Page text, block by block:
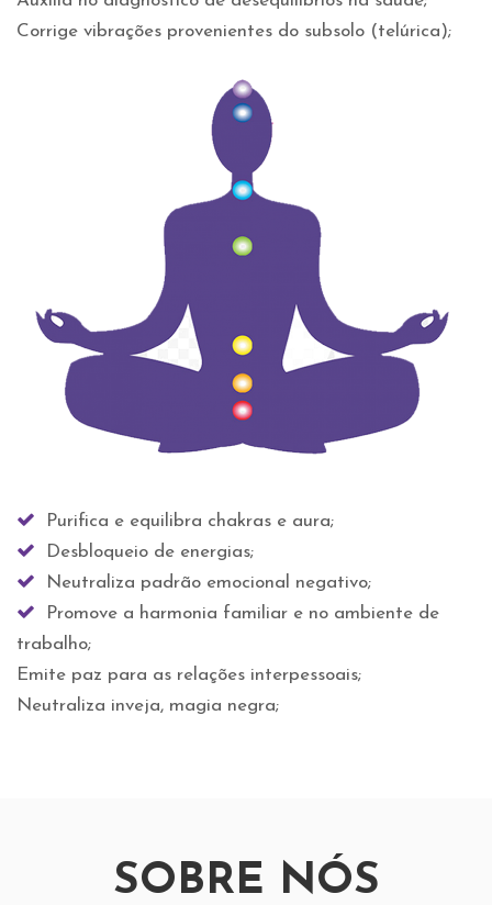
Corrige vibrações provenientes do subsolo (telúrica);
Purifica e equilibra chakras e aura;
Desbloqueio de energias;
Neutraliza padrão emocional negativo;
Promove a harmonia familiar e no ambiente de
trabalho;
Emite paz para as relações interpessoais;
Neutraliza inveja, magia negra;
SOBRE NÓS